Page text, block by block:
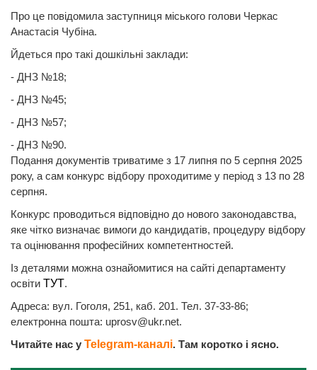
Про це повідомила заступниця міського голови Черкас
Анастасія Чубіна.
Йдеться про такі дошкільні заклади:
- ДНЗ №18;
- ДНЗ №45;
- ДНЗ №57;
- ДНЗ №90.
Подання документів триватиме з 17 липня по 5 серпня 2025
року, а сам конкурс відбору проходитиме у період з 13 по 28
серпня.
Конкурс проводиться відповідно до нового законодавства,
яке чітко визначає вимоги до кандидатів, процедуру відбору
та оцінювання професійних компетентностей.
Із деталями можна ознайомитися на сайті департаменту
освіти ТУТ.
Адреса: вул. Гоголя, 251, каб. 201. Тел. 37-33-86;
електронна пошта: uprosv@ukr.net.
Читайте нас у Telegram-каналі. Там коротко і ясно.